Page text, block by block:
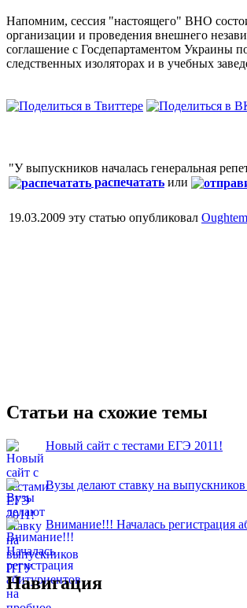
Напомним, сессия "настоящего" ВНО
организации и проведения внешнего
соглашение с Госдепартаментом Украины
следственных изоляторах и в учебных
"У выпускников началась генеральная
распечатать или
19.03.2009 эту статью опубликовал Oughtem
Статьи на схожие темы
Новый сайт с тестами ЕГЭ 2011!
Вузы делают ставку на
Внимание!!! Началась регистрация
Навигация